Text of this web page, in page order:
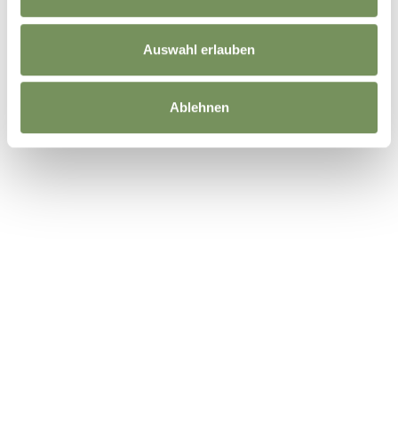
Auswahl erlauben
Ablehnen